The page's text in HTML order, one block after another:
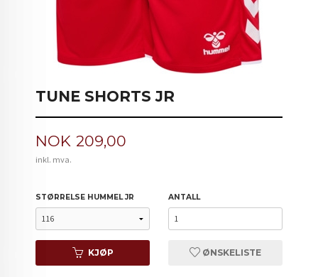
TUNE SHORTS JR
Pris
NOK 209,00
inkl. mva.
STØRRELSE HUMMEL JR ANTALL
KJØP ØNSKELISTE